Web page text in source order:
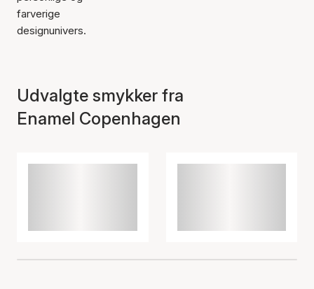
farverige
designunivers.
Udvalgte smykker fra
Enamel Copenhagen